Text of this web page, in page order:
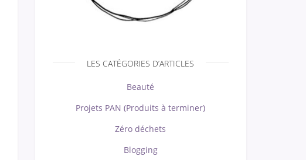
LES CATÉGORIES D’ARTICLES
Beauté
Projets PAN (Produits à terminer)
Zéro déchets
Blogging